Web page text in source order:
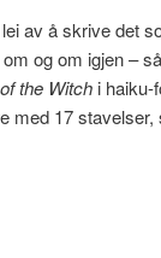
av å skrive det
og om igjen –
the Witch i haiku-
med 17 stavelser,